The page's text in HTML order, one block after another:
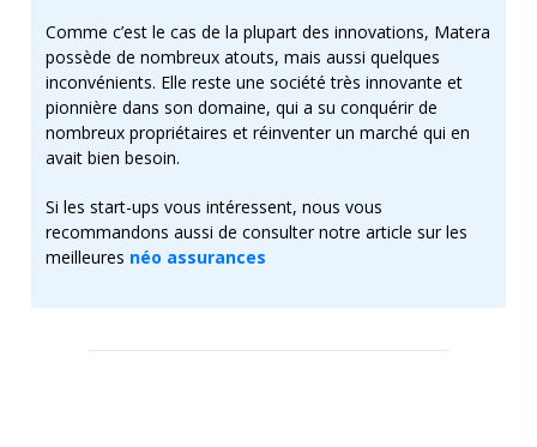
Comme c’est le cas de la plupart des innovations, Matera
possède de nombreux atouts, mais aussi quelques
inconvénients. Elle reste une société très innovante et
pionnière dans son domaine, qui a su conquérir de
nombreux propriétaires et réinventer un marché qui en
avait bien besoin.
Si les start-ups vous intéressent, nous vous
recommandons aussi de consulter notre article sur les
meilleures néo assurances